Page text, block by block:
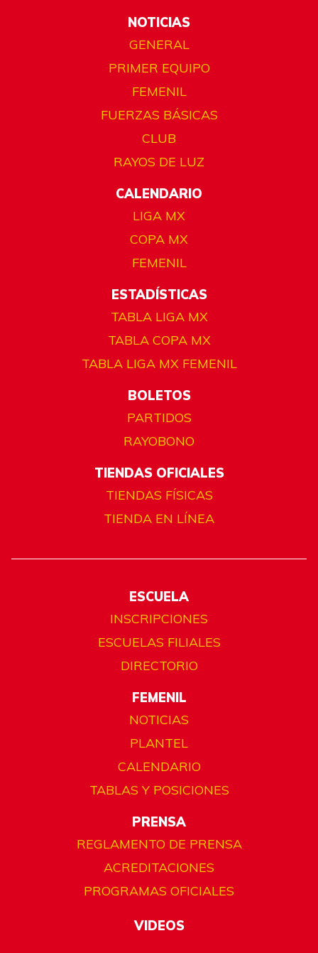
NOTICIAS
GENERAL
PRIMER EQUIPO
FEMENIL
FUERZAS BÁSICAS
CLUB
RAYOS DE LUZ
CALENDARIO
LIGA MX
COPA MX
FEMENIL
ESTADÍSTICAS
TABLA LIGA MX
TABLA COPA MX
TABLA LIGA MX FEMENIL
BOLETOS
PARTIDOS
RAYOBONO
TIENDAS OFICIALES
TIENDAS FÍSICAS
TIENDA EN LÍNEA
ESCUELA
INSCRIPCIONES
ESCUELAS FILIALES
DIRECTORIO
FEMENIL
NOTICIAS
PLANTEL
CALENDARIO
TABLAS Y POSICIONES
PRENSA
REGLAMENTO DE PRENSA
ACREDITACIONES
PROGRAMAS OFICIALES
VIDEOS